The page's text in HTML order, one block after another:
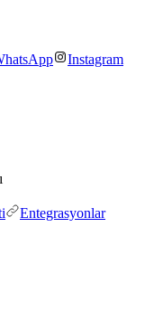
Instagram
Entegrasyonlar